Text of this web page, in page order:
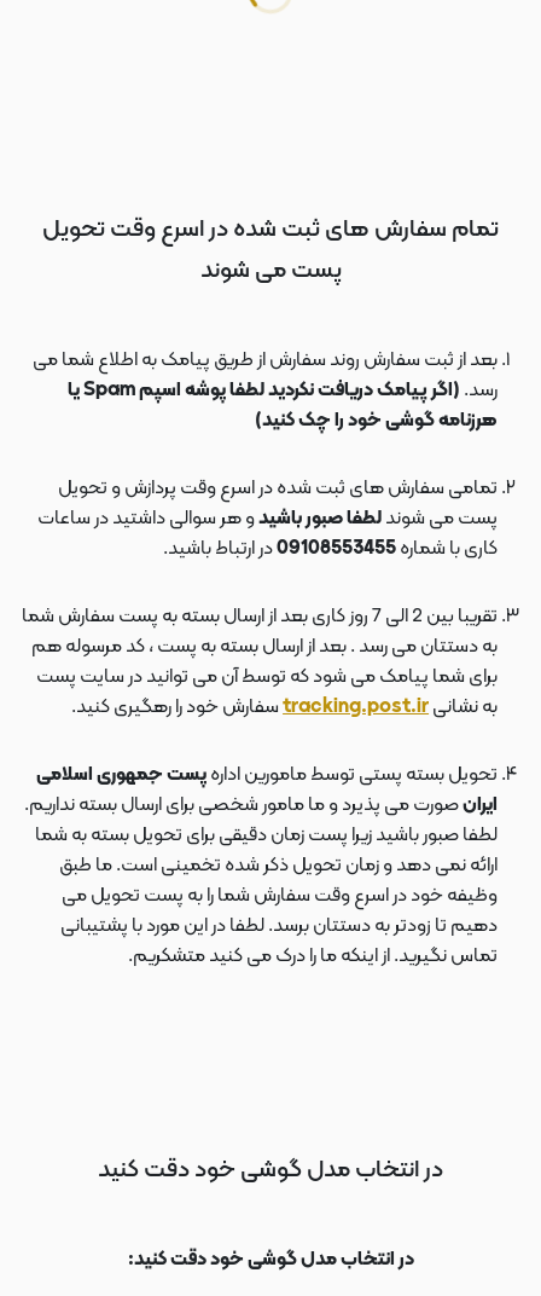
تمام سفارش های ثبت شده در اسرع وقت تحویل
پست می شوند
بعد از ثبت سفارش روند سفارش از طریق پیامک به اطلاع شما می
رسد.
(اگر پیامک دریافت نکردید لطفا پوشه اسپم Spam یا
هرزنامه گوشی خود را چک کنید)
تمامی سفارش های ثبت شده در اسرع وقت پردازش و تحویل
پست می شوندلطفا صبور باشیدو هر سوالی داشتید در ساعات
کاری با شماره
در ارتباط باشید.
تقریبا بین 2 الی 7 روز کاری بعد از ارسال بسته به پست سفارش شما
به دستتان می رسد . بعد از ارسال بسته به پست ، کد مرسوله هم
برای شما پیامک می شود که توسط آن می توانید در سایت پست
به نشانیtracking.post.irسفارش خود را رهگیری کنید.
تحویل بسته پستی توسط مامورین ادارهپست جمهوری اسلامی
ایرانصورت می پذیرد و ما مامور شخصی برای ارسال بسته نداریم.
لطفا صبور باشید زیرا پست زمان دقیقی برای تحویل بسته به شما
ارائه نمی دهد و زمان تحویل ذکر شده تخمینی است. ما طبق
وظیفه خود در اسرع وقت سفارش شما را به پست تحویل می
دهیم تا زودتر به دستتان برسد. لطفا در این مورد با پشتیبانی
تماس نگیرید. از اینکه ما را درک می کنید متشکریم.
در انتخاب مدل گوشی خود دقت کنید
در انتخاب مدل گوشی خود دقت کنید: